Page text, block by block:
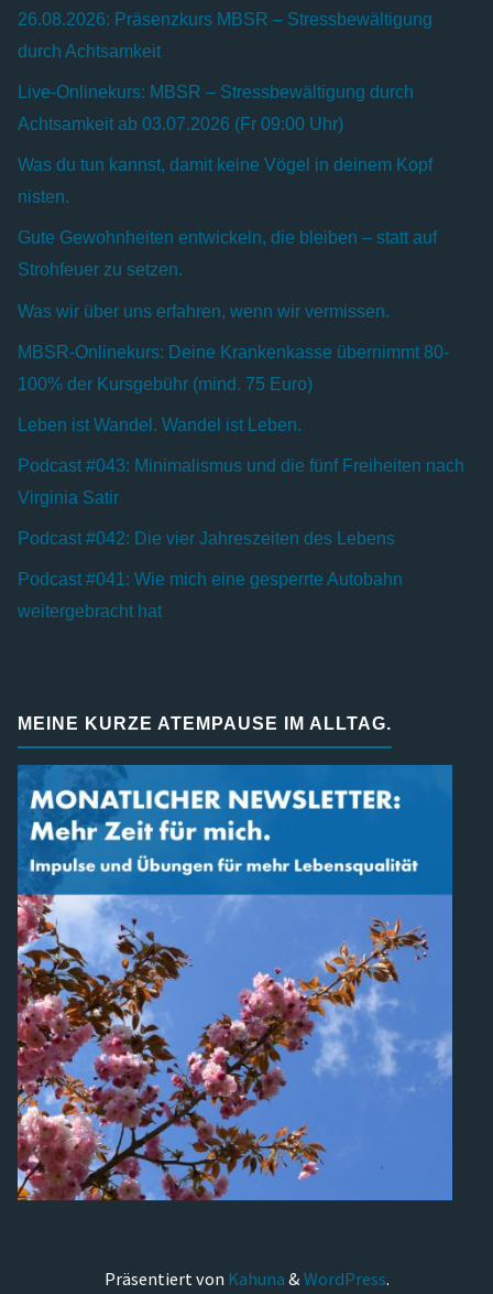
26.08.2026: Präsenzkurs MBSR – Stressbewältigung
durch Achtsamkeit
Live-Onlinekurs: MBSR – Stressbewältigung durch
Achtsamkeit ab 03.07.2026 (Fr 09:00 Uhr)
Was du tun kannst, damit keine Vögel in deinem Kopf
nisten.
Gute Gewohnheiten entwickeln, die bleiben – statt auf
Strohfeuer zu setzen.
Was wir über uns erfahren, wenn wir vermissen.
MBSR-Onlinekurs: Deine Krankenkasse übernimmt 80-
100% der Kursgebühr (mind. 75 Euro)
Leben ist Wandel. Wandel ist Leben.
Podcast #043: Minimalismus und die fünf Freiheiten nach
Virginia Satir
Podcast #042: Die vier Jahreszeiten des Lebens
Podcast #041: Wie mich eine gesperrte Autobahn
weitergebracht hat
MEINE KURZE ATEMPAUSE IM ALLTAG.
Präsentiert von Kahuna & WordPress.